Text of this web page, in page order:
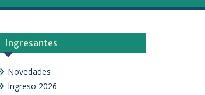
Ingresantes
Novedades
Ingreso 2026